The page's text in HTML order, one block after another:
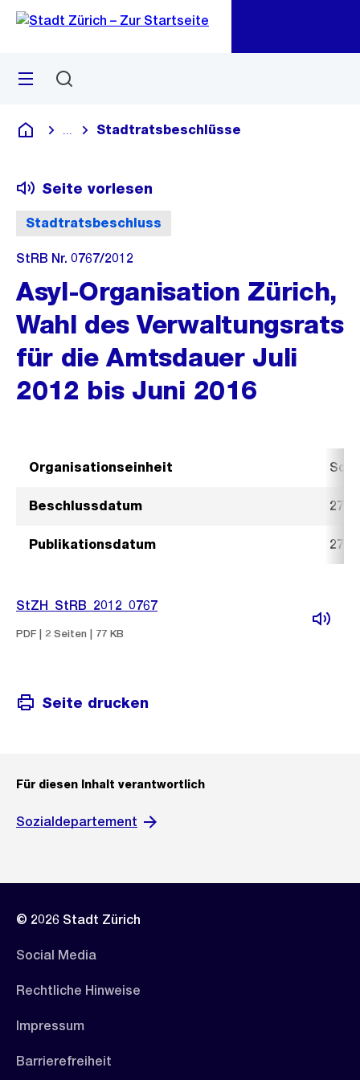
Navigation
Sprunglink
Menü
Deutsch
Blende alle Breadcrumbs ein
Stadtratsbeschlüsse
Stadtratsbeschluss
Seite vorlesen
StRB Nr. 0767/2012
Asyl-Organisation Zürich,
Wahl des Verwaltungsrats
für die Amtsdauer Juli
2012 bis Juni 2016
Organisationseinheit
Beschlussdatum 27.
Publikationsdatum 27.
StZH_StRB_2012_0767
PDF | 2 Seiten | 77 KB
Seite drucken
Für diesen Inhalt verantwortlich
Sozialdepartement
© 2026 Stadt Zürich
Social Media
Rechtliche Hinweise
Impressum
Barrierefreiheit